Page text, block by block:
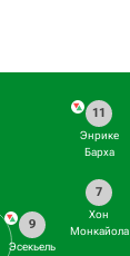
11
Энрике
Барха
7
Хон
Монкайола
9
Эсекьель